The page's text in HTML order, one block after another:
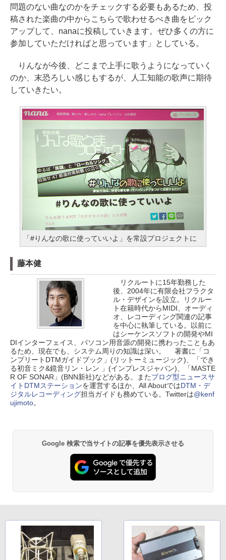
問題のない曲なのかをチェックする必要もあるため、投
稿された楽曲の中からこちらで歌わせるべき曲をピック
アップして、nanaに投稿していきます。ぜひ多くの方に
参加していただければと思っています」としている。
りんなが今後、どこまで上手に歌うようになっていく
のか、末恐ろしい感じもするが、人工知能の歌声に期待
していきたい。
「#りんなの歌に使っていいよ」を常設プロジェクトに
藤本健
リクルートに15年勤務した
後、2004年に有限会社フラクタ
ル・デザインを設立。リクルー
ト在籍時代からMIDI、オーディ
オ、レコーディング関連の記事
を中心に執筆している。以前に
はシーケンスソフトの開発やMI
DIインターフェイス、パソコン用音源の開発に携わったこともあ
るため、現在でも、システム周りの知識は深い。 著書に「コ
ンプリートDTMガイドブック」(リットーミュージック)、「でき
る初音ミク&鏡音リン・レン 」(インプレスジャパン)、「MASTE
R OF SONAR」(BNN新社)などがある。またブログ型ニュースサ
イトDTMステーションを運営するほか、All AboutではDTM・デ
ジタルレコーディング担当ガイドも務めている。Twitterは@kenf
ujimoto。
Google 検索で当サイトの記事を優先表示させる